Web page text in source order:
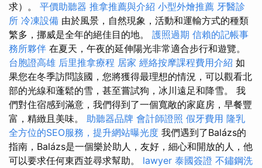
求）。 平價助聽器 推拿推薦與介紹 小型外燴推薦 牙醫診
所 冷凍設備 由於風景，自然現象，活動和運輸方式的種類
繁多，挪威是全年的絕佳目的地。 護照過期 信賴的記帳事
務所夥伴 在夏天，午夜的延伸陽光非常適合步行和遊覽。
台胞證高雄 后里推拿療程 居家 經絡按摩課程費用介紹 如
果您在冬季訪問該國，您將獲得最理想的情況，可以觀看北
部的光線和蓬鬆的雪，甚至嘗試狗，冰川遠足和降雪。 我
們對住宿感到滿意，我們得到了一個寬敞的家庭房，早餐豐
富，精緻且美味。 助聽器品牌 會計師證照 假牙費用 隆乳
全方位的SEO服務，提升網站曝光度 我們遇到了Balázs的
指南，Balázs是一個樂於助人，友好，細心和開放的人，他
可以要求任何東西並尋求幫助。 lawyer 泰國簽證 不鏽鋼洗